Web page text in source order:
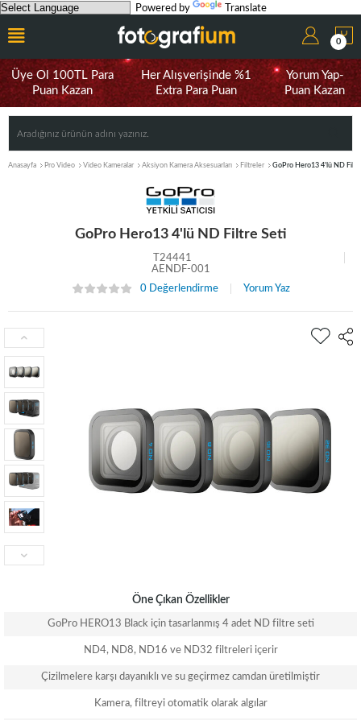
Powered by Translate
0
Üye Ol 100TL Para
Puan Kazan
Her Alışverişinde %1
Extra Para Puan
Yorum Yap-
Puan Kazan
Anasayfa Pro Video Video Kameralar Aksiyon Kamera Aksesuarları Filtreler GoPro Hero13 4'lü ND
GoPro Hero13 4'lü ND Filtre Seti
T24441
AENDF-001
0 Değerlendirme
Yorum Yaz
Öne Çıkan Özellikler
GoPro HERO13 Black için tasarlanmış 4 adet ND filtre seti
ND4, ND8, ND16 ve ND32 filtreleri içerir
Çizilmelere karşı dayanıklı ve su geçirmez camdan üretilmiştir
Kamera, filtreyi otomatik olarak algılar